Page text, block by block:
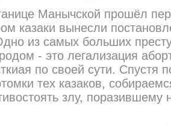
Манычской прошёл
казаки вынесли
из самых больших
- это легализация
по своей сути. Спустя
тех казаков,
злу,